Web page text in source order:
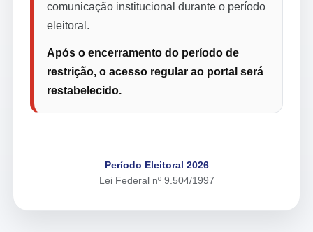
comunicação institucional durante o período
eleitoral.
Após o encerramento do período de
restrição, o acesso regular ao portal será
restabelecido.
Período Eleitoral 2026
Lei Federal nº 9.504/1997